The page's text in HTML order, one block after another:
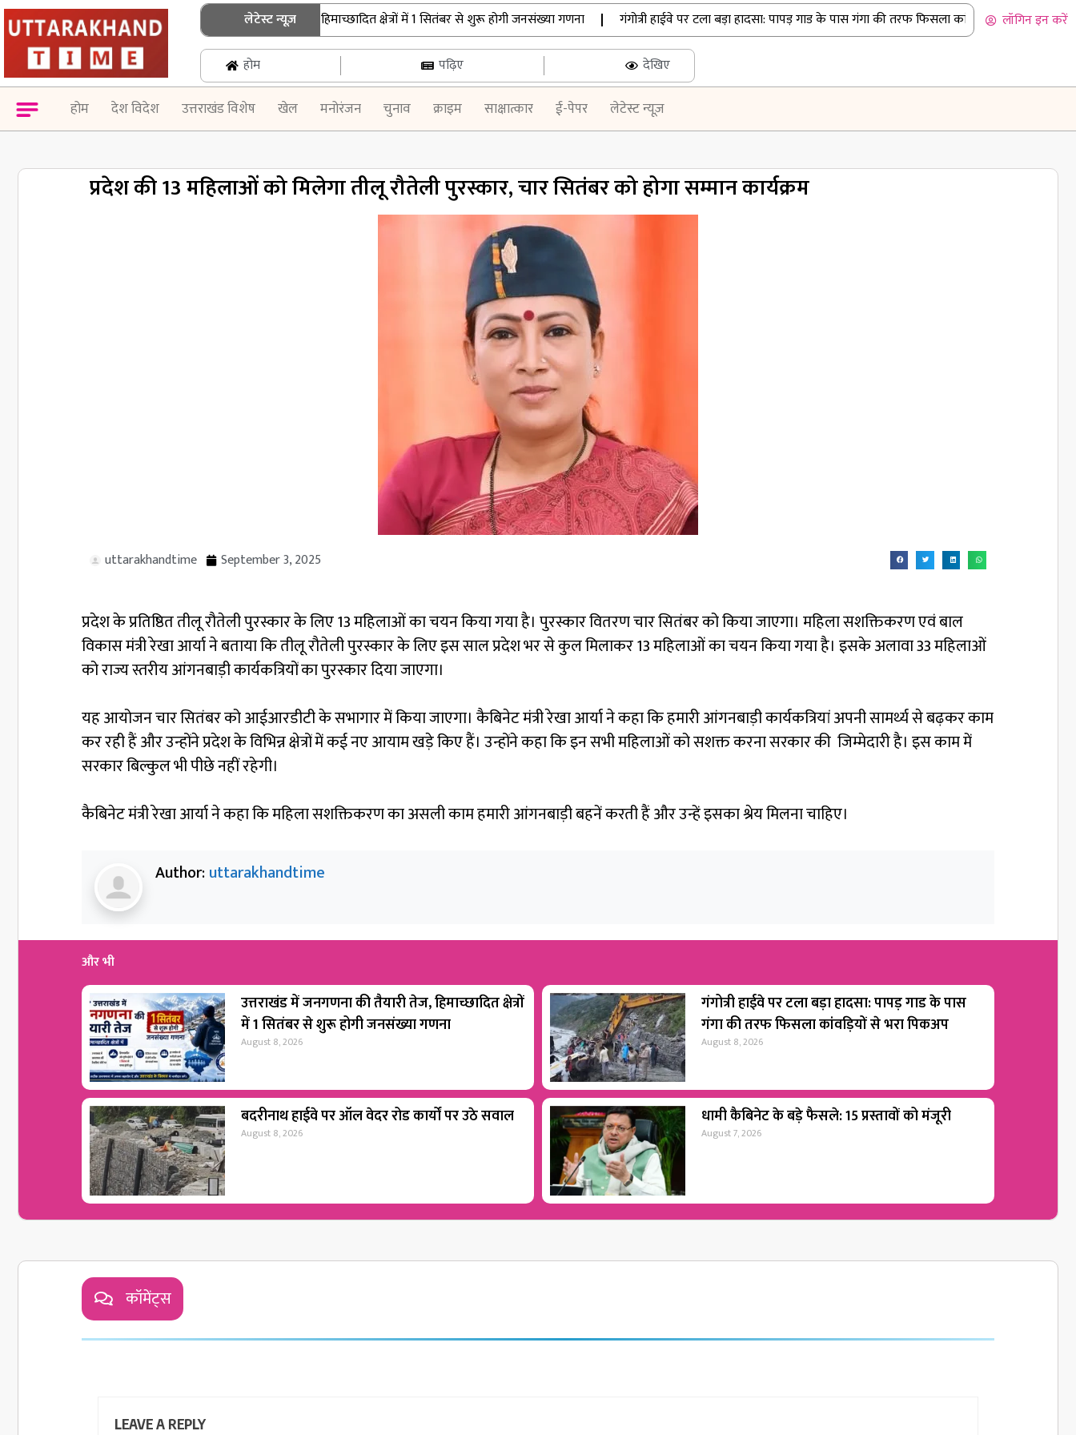
लेटेस्ट न्यूज़
उत्तराखंड में जनगणना की तैयारी तेज, हिमाच्छादित क्षेत्रों में 1 सितंबर से शुरू होगी जनसंख्या गणना | गंगोत्री हाईवे पर टला बड़ा हादसा: पापड़ गाड के पास गंगा की तरफ फिसला कांवड़ियों से भरा पिकअप |
लॉगिन इन करें
होम पढ़िए देखिए
होम देश विदेश उत्तराखंड विशेष खेल मनोरंजन चुनाव क्राइम साक्षात्कार ई-पेपर लेटेस्ट न्यूज़
प्रदेश की 13 महिलाओं को मिलेगा तीलू रौतेली पुरस्कार, चार सितंबर को होगा सम्मान कार्यक्रम
uttarakhandtime September 3, 2025
प्रदेश के प्रतिष्ठित तीलू रौतेली पुरस्कार के लिए 13 महिलाओं का चयन किया गया है। पुरस्कार वितरण चार सितंबर को किया जाएगा। महिला सशक्तिकरण एवं बाल
विकास मंत्री रेखा आर्या ने बताया कि तीलू रौतेली पुरस्कार के लिए इस साल प्रदेश भर से कुल मिलाकर 13 महिलाओं का चयन किया गया है। इसके अलावा 33 महिलाओं
को राज्य स्तरीय आंगनबाड़ी कार्यकत्रियों का पुरस्कार दिया जाएगा।
यह आयोजन चार सितंबर को आईआरडीटी के सभागार में किया जाएगा। कैबिनेट मंत्री रेखा आर्या ने कहा कि हमारी आंगनबाड़ी कार्यकत्रियां अपनी सामर्थ्य से बढ़कर काम
कर रही हैं और उन्होंने प्रदेश के विभिन्न क्षेत्रों में कई नए आयाम खड़े किए हैं। उन्होंने कहा कि इन सभी महिलाओं को सशक्त करना सरकार की जिम्मेदारी है। इस काम में
सरकार बिल्कुल भी पीछे नहीं रहेगी।
कैबिनेट मंत्री रेखा आर्या ने कहा कि महिला सशक्तिकरण का असली काम हमारी आंगनबाड़ी बहनें करती हैं और उन्हें इसका श्रेय मिलना चाहिए।
Author:uttarakhandtime
और भी
उत्तराखंड में जनगणना की तैयारी तेज, हिमाच्छादित क्षेत्रों
में 1 सितंबर से शुरू होगी जनसंख्या गणना
August 8, 2026
गंगोत्री हाईवे पर टला बड़ा हादसा: पापड़ गाड के पास
गंगा की तरफ फिसला कांवड़ियों से भरा पिकअप
August 8, 2026
बदरीनाथ हाईवे पर ऑल वेदर रोड कार्यों पर उठे सवाल
August 8, 2026
धामी कैबिनेट के बड़े फैसले: 15 प्रस्तावों को मंजूरी
August 7, 2026
कॉमेंट्स
LEAVE A REPLY